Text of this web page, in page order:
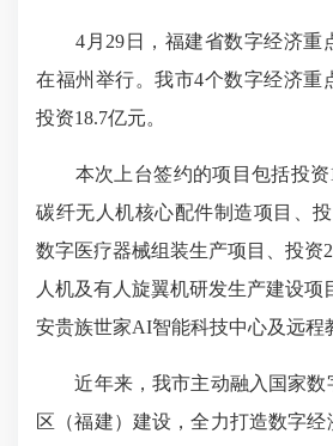
4月29日，福建省数字经济重
在福州举行。我市4个数字经济重
投资18.7亿元。
本次上台签约的项目包括投资
碳纤无人机核心配件制造项目、
数字医疗器械组装生产项目、投资
人机及有人旋翼机研发生产建设项
安贵族世家AI智能科技中心及远程
近年来，我市主动融入国家数
区（福建）建设，全力打造数字